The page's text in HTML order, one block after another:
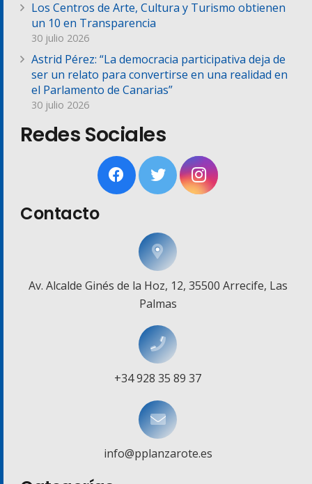
Los Centros de Arte, Cultura y Turismo obtienen
un 10 en Transparencia
30 julio 2026
Astrid Pérez: “La democracia participativa deja de
ser un relato para convertirse en una realidad en
el Parlamento de Canarias”
30 julio 2026
Redes Sociales
Contacto
Av. Alcalde Ginés de la Hoz, 12, 35500 Arrecife, Las
Palmas
+34 928 35 89 37
info@pplanzarote.es